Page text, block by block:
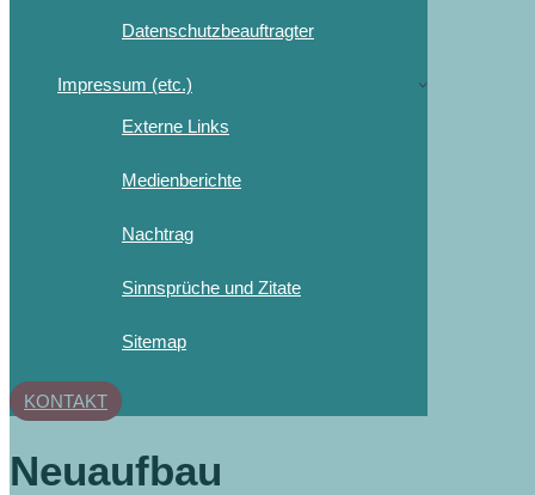
Datenschutzbeauftragter
Impressum (etc.)
Externe Links
Medienberichte
Nachtrag
Sinnsprüche und Zitate
Sitemap
KONTAKT
Neuaufbau